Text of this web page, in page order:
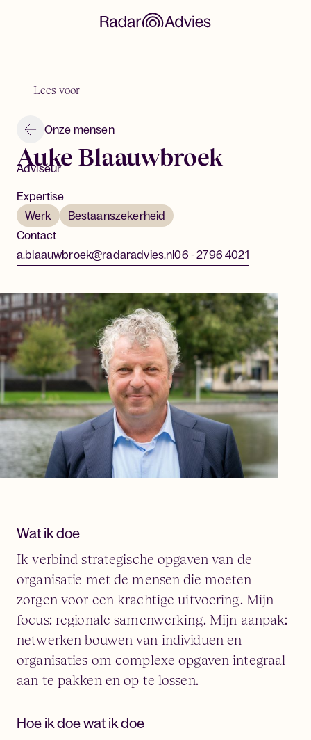
Lees voor
Onze mensen
Auke Blaauwbroek
Adviseur
Expertise
Werk
Bestaanszekerheid
Contact
a.blaauwbroek@radaradvies.nl06 - 2796 4021
Wat ik doe
Ik verbind strategische opgaven van de
organisatie met de mensen die moeten
zorgen voor een krachtige uitvoering. Mijn
focus: regionale samenwerking. Mijn aanpak:
netwerken bouwen van individuen en
organisaties om complexe opgaven integraal
aan te pakken en op te lossen.
Hoe ik doe wat ik doe